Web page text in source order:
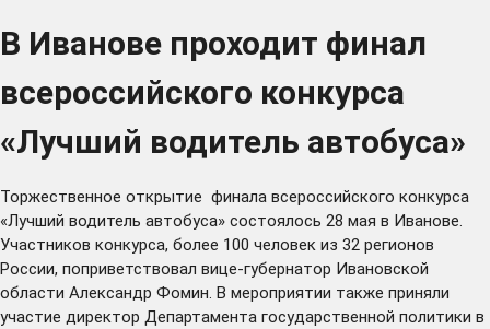
В Иванове проходит финал
всероссийского конкурса
«Лучший водитель автобуса»
Торжественное открытие финала всероссийского конкурса
«Лучший водитель автобуса» состоялось 28 мая в Иванове.
Участников конкурса, более 100 человек из 32 регионов
России, поприветствовал вице-губернатор Ивановской
области Александр Фомин. В мероприятии также приняли
участие директор Департамента государственной политики в